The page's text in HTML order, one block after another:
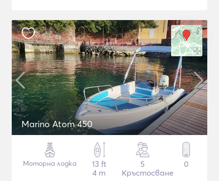
Marino Atom 450
Моторна лодка
13 ft
4 m
5
Кръстосване
0